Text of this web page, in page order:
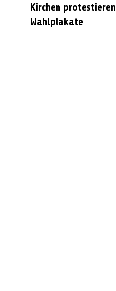
Kirchen
Wahlplakate